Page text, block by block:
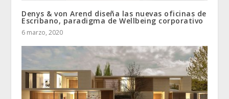
Denys & von Arend diseña las nuevas oficinas de
Escribano, paradigma de Wellbeing corporativo
6 marzo, 2020